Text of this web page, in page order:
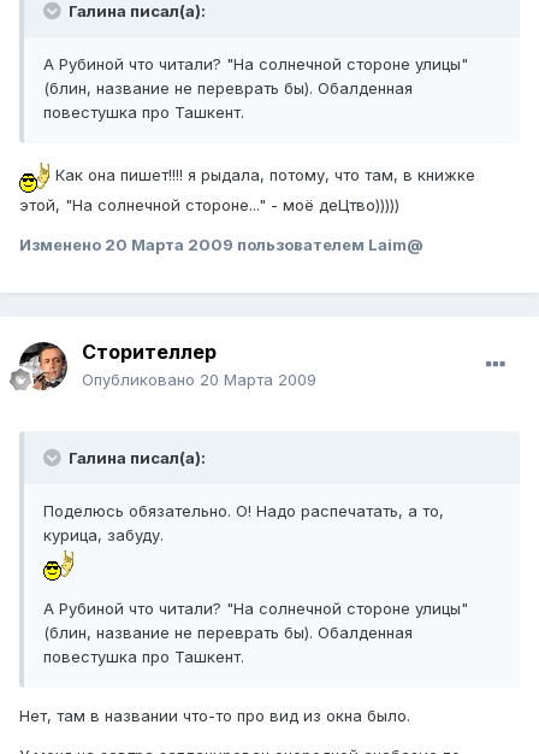
Галина писал(а):
А Рубиной что читали? "На солнечной стороне улицы"
(блин, название не переврать бы). Обалденная
повестушка про Ташкент.
Как она пишет!!!! я рыдала, потому, что там, в книжке
этой, "На солнечной стороне..." - моё деЦтво)))))
Изменено 20 Марта 2009 пользователем Laim@
Сторителлер
Опубликовано 20 Марта 2009
Галина писал(а):
Поделюсь обязательно. О! Надо распечатать, а то,
курица, забуду.
А Рубиной что читали? "На солнечной стороне улицы"
(блин, название не переврать бы). Обалденная
повестушка про Ташкент.
Нет, там в названии что-то про вид из окна было.